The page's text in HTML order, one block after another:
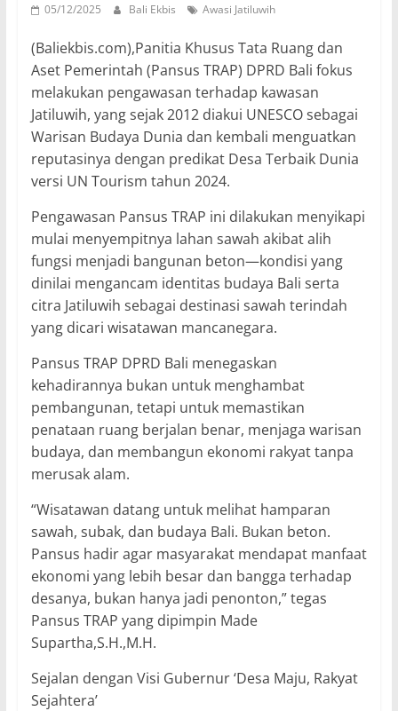
05/12/2025 Bali Ekbis Awasi Jatiluwih
(Baliekbis.com),Panitia Khusus Tata Ruang dan
Aset Pemerintah (Pansus TRAP) DPRD Bali fokus
melakukan pengawasan terhadap kawasan
Jatiluwih, yang sejak 2012 diakui UNESCO sebagai
Warisan Budaya Dunia dan kembali menguatkan
reputasinya dengan predikat Desa Terbaik Dunia
versi UN Tourism tahun 2024.
Pengawasan Pansus TRAP ini dilakukan menyikapi
mulai menyempitnya lahan sawah akibat alih
fungsi menjadi bangunan beton—kondisi yang
dinilai mengancam identitas budaya Bali serta
citra Jatiluwih sebagai destinasi sawah terindah
yang dicari wisatawan mancanegara.
Pansus TRAP DPRD Bali menegaskan
kehadirannya bukan untuk menghambat
pembangunan, tetapi untuk memastikan
penataan ruang berjalan benar, menjaga warisan
budaya, dan membangun ekonomi rakyat tanpa
merusak alam.
“Wisatawan datang untuk melihat hamparan
sawah, subak, dan budaya Bali. Bukan beton.
Pansus hadir agar masyarakat mendapat manfaat
ekonomi yang lebih besar dan bangga terhadap
desanya, bukan hanya jadi penonton,” tegas
Pansus TRAP yang dipimpin Made
Supartha,S.H.,M.H.
Sejalan dengan Visi Gubernur ‘Desa Maju, Rakyat
Sejahtera’